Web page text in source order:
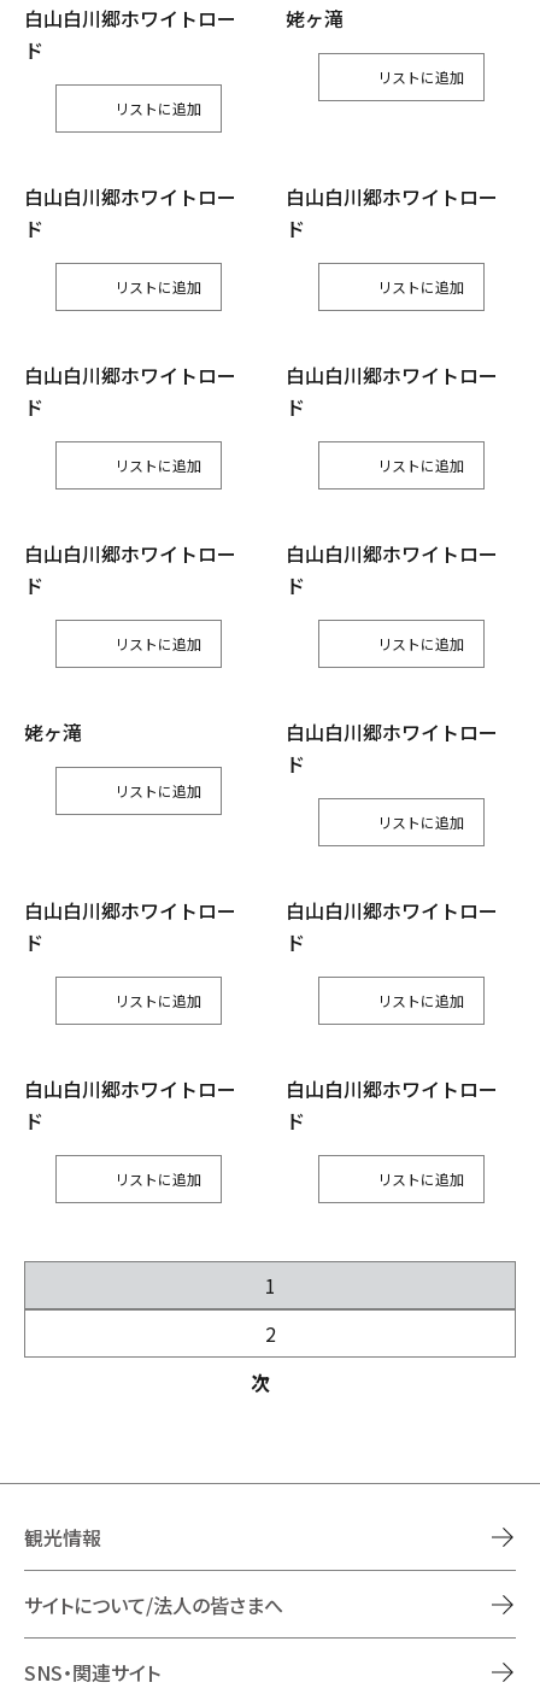
白山白川郷ホワイトロー
ド
リスト
姥ヶ滝
リスト
白山白川郷ホワイトロー
ド
リスト
白山白川郷ホワイトロー
ド
リスト
白山白川郷ホワイトロー
ド
リスト
白山白川郷ホワイトロー
ド
リスト
白山白川郷ホワイトロー
ド
リスト
白山白川郷ホワイトロー
ド
リスト
姥ヶ滝
リスト
白山白川郷ホワイトロー
ド
リスト
白山白川郷ホワイトロー
ド
リスト
白山白川郷ホワイトロー
ド
リスト
白山白川郷ホワイトロー
ド
リスト
白山白川郷ホワイトロー
ド
リスト
1
2
次
観光情報
サイトについて/法人の皆さまへ
SNS・関連サイト